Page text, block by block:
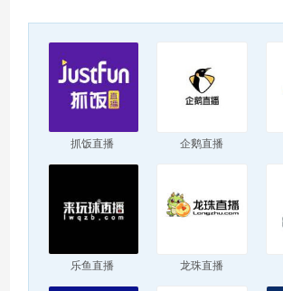
抓饭直播 企鹅直播
乐鱼直播 龙珠直播